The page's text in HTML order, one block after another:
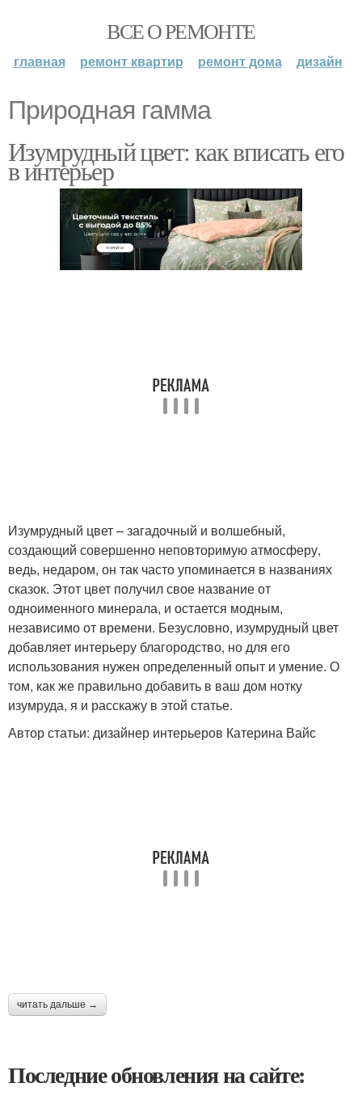
ВСЕ О РЕМОНТЕ
главная ремонт квартир ремонт дома дизайн
Природная гамма
Изумрудный цвет: как вписать его
в интерьер
Изумрудный цвет – загадочный и волшебный,
создающий совершенно неповторимую атмосферу,
ведь, недаром, он так часто упоминается в названиях
сказок. Этот цвет получил свое название от
одноименного минерала, и остается модным,
независимо от времени. Безусловно, изумрудный цвет
добавляет интерьеру благородство, но для его
использования нужен определенный опыт и умение. О
том, как же правильно добавить в ваш дом нотку
изумруда, я и расскажу в этой статье.
Автор статьи: дизайнер интерьеров Катерина Вайс
читать дальше →
Последние обновления на сайте: